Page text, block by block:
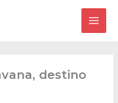
destino